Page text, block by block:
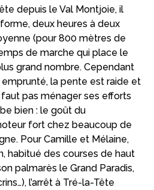
depuis le Val Montjoie, il
deux heures à deux
(pour 800 mètres de
de marche qui place le
grand nombre. Cependant
la pente est raide et
pas ménager ses efforts
bien : le goût du
fort chez beaucoup de
Pour Camille et Mélaine,
habitué des courses de haut
palmarès le Grand Paradis,
l’arrêt à Tré-la-Tête